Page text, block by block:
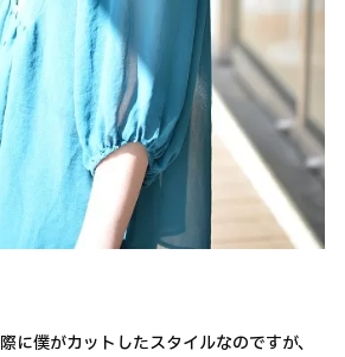
に僕がカットしたスタイルなのですが、